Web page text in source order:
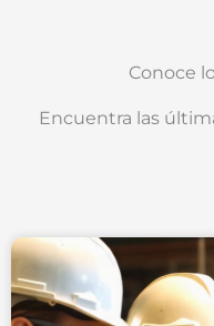
Conoce
Encuentra las